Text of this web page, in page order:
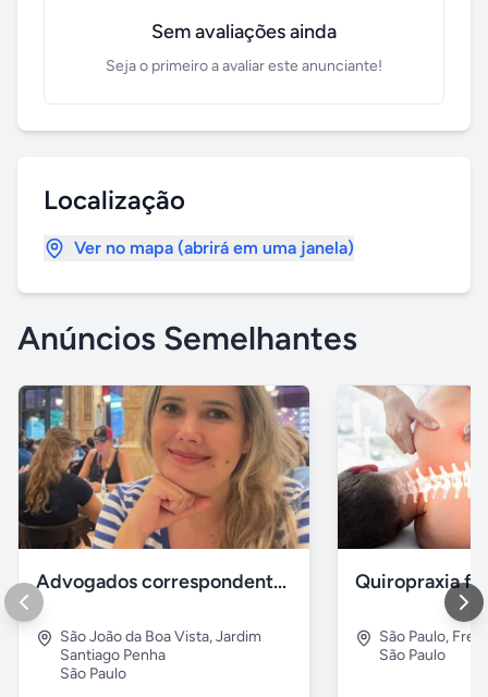
Sem avaliações ainda
Seja o primeiro a avaliar este anunciante!
Localização
Ver no mapa (abrirá em uma janela)
Anúncios Semelhantes
Advogados correspondentes
São João da Boa Vista,Jardim
Santiago Penha
São Paulo
Quiropraxia
São Paulo,
São Paulo